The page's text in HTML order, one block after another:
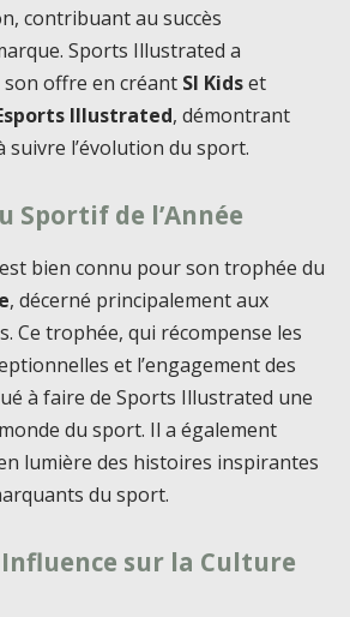
contribuant au succès
Sports Illustrated a
offre en créant SI Kidset
Illustrated, démontrant
suivre l’évolution du sport.
Sportif de l’Année
bien connu pour son trophée du
, décerné principalement aux
Ce trophée, qui récompense les
et l’engagement des
à faire de Sports Illustrated une
du sport. Il a également
lumière des histoires inspirantes
du sport.
sur la Culture